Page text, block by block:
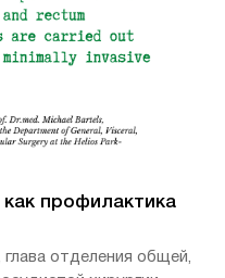
профилактика
отделения общей,